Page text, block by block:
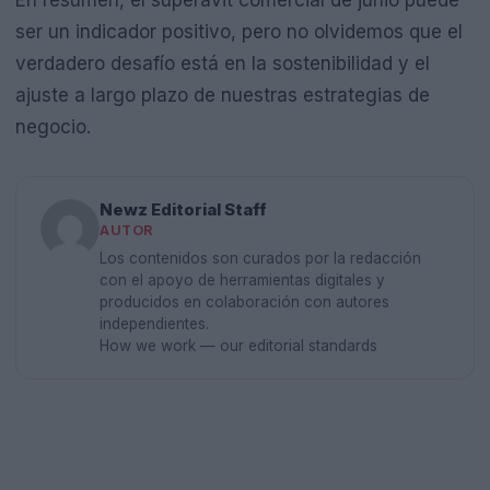
ser un indicador positivo, pero no olvidemos que el
verdadero desafío está en la sostenibilidad y el
ajuste a largo plazo de nuestras estrategias de
negocio.
Newz Editorial Staff
AUTOR
Los contenidos son curados por la redacción
con el apoyo de herramientas digitales y
producidos en colaboración con autores
independientes.
How we work — our editorial standards